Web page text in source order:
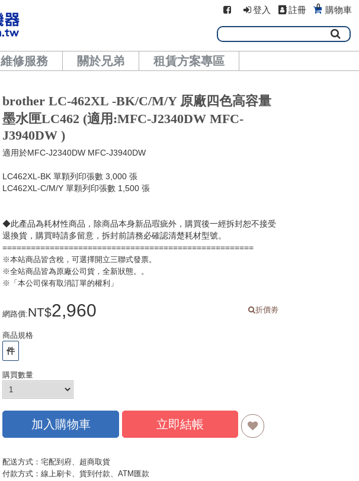
登入 註冊 0 購物車
維修服務 關於兄弟 租賃方案專區
brother LC-462XL -BK/C/M/Y 原廠四色高容量
墨水匣LC462 (適用:MFC-J2340DW MFC-
J3940DW )
適用於MFC-J2340DW MFC-J3940DW
LC462XL-BK 單顆列印張數 3,000 張
LC462XL-C/M/Y 單顆列印張數 1,500 張
◆此產品為耗材性商品，除商品本身新品瑕疵外，購買後一經拆封恕不接受
退換貨，購買時請多留意，拆封前請務必確認清楚耗材型號。
=====================================================
※本站商品皆含稅，可選擇開立三聯式發票。
※全站商品皆為原廠公司貨，全新狀態。。
※「本公司保有取消訂單的權利」
網路價: 2,960 折價劵
商品規格
件
購買數量
加入購物車 立即結帳
配送方式：宅配到府、超商取貨
付款方式：線上刷卡、貨到付款、ATM匯款